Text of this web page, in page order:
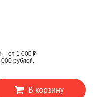
– от 1 000 ₽
рублей.
В корзину